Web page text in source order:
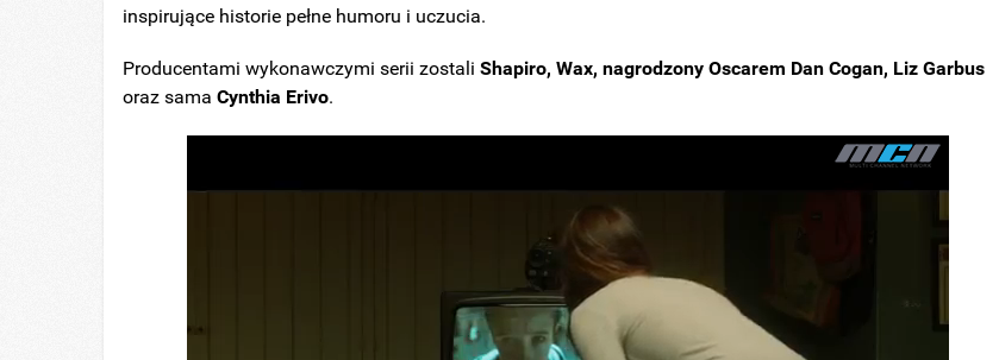
inspirujące historie pełne humoru i uczucia.
Producentami wykonawczymi serii zostaliShapiro, Wax, nagrodzony Oscarem Dan Cogan, Liz Garbus
oraz sama Cynthia Erivo.